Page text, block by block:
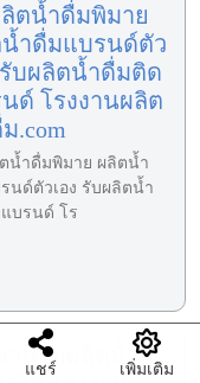
ตน้ำดื่มพิมาย
ำดื่มแบรนด์ตัว
รับผลิตน้ำดื่มติด
ด์ โรงงานผลิต
.com
น้ำดื่มพิมาย ผลิตน้ำ
นด์ตัวเอง รับผลิตน้ำ
บรนด์ โร
งานรับผลิตน้ำ
แชร์ เพิ่มเติม